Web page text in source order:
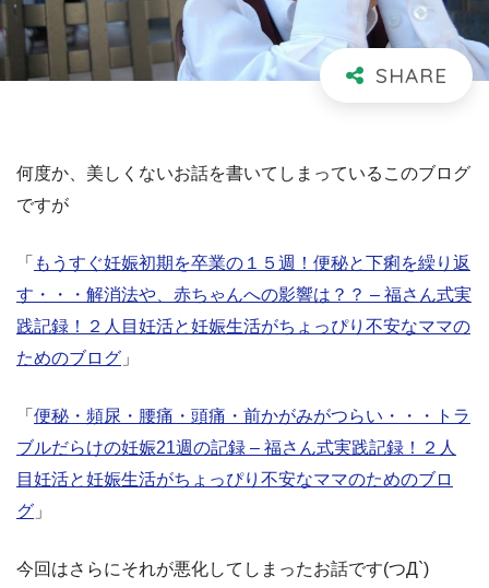
何度か、美しくないお話を書いてしまっているこのブログ
ですが
「 もうすぐ妊娠初期を卒業の１５週！便秘と下痢を繰り返
す・・・解消法や、赤ちゃんへの影響は？？ – 福さん式実
践記録！２人目妊活と妊娠生活がちょっぴり不安なママの
ためのブログ 」
「 便秘・頻尿・腰痛・頭痛・前かがみがつらい・・・トラ
ブルだらけの妊娠21週の記録 – 福さん式実践記録！２人
目妊活と妊娠生活がちょっぴり不安なママのためのブロ
グ 」
今回はさらにそれが悪化してしまったお話です(つД`)